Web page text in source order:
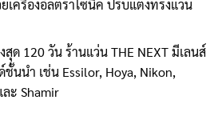
เครื่องอัลตร้าโซนิค ปรับแต่งทรงแว่น
ด 120 วัน ร้านแว่น THE NEXT มีเลนส์
นนำ เช่น Essilor, Hoya, Nikon,
ะ Shamir